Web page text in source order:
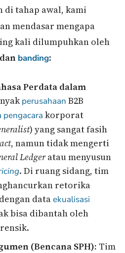
di tahap awal, kami
mendasar mengapa
kali dilumpuhkan oleh
dan banding:
Perdata dalam
perusahaan B2B
pengacara korporat
) yang sangat fasih
, namun tidak mengerti
Ledgeratau menyusun
. Di ruang sidang, tim
retorika
dataekualisasi
bisa dibantah oleh
(Bencana SPH): Tim